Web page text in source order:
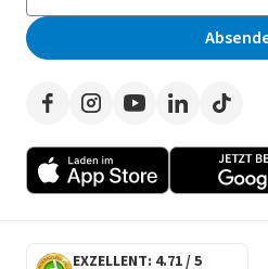
Erklärung zur Barrierefreiheit
Presse
Leasing-Lexikon
Auto-Tests
Werben auf LeasingMarkt.de
Leasing-Vergleiche
Herstellerverzeichnis
Händlerverzeichnis
EXZELLENT: 4.71 / 5